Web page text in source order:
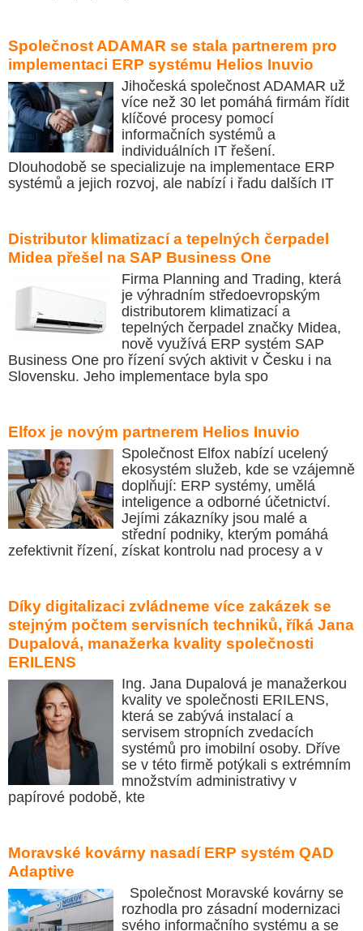
Společnost ADAMAR se stala partnerem pro
implementaci ERP systému Helios Inuvio
Jihočeská společnost ADAMAR už
více než 30 let pomáhá firmám řídit
klíčové procesy pomocí
informačních systémů a
individuálních IT řešení.
Dlouhodobě se specializuje na implementace ERP
systémů a jejich rozvoj, ale nabízí i řadu dalších IT
Distributor klimatizací a tepelných čerpadel
Midea přešel na SAP Business One
Firma Planning and Trading, která
je výhradním středoevropským
distributorem klimatizací a
tepelných čerpadel značky Midea,
nově využívá ERP systém SAP
Business One pro řízení svých aktivit v Česku i na
Slovensku. Jeho implementace byla spo
Elfox je novým partnerem Helios Inuvio
Společnost Elfox nabízí ucelený
ekosystém služeb, kde se vzájemně
doplňují: ERP systémy, umělá
inteligence a odborné účetnictví.
Jejími zákazníky jsou malé a
střední podniky, kterým pomáhá
zefektivnit řízení, získat kontrolu nad procesy a v
Díky digitalizaci zvládneme více zakázek se
stejným počtem servisních techniků, říká Jana
Dupalová, manažerka kvality společnosti
ERILENS
Ing. Jana Dupalová je manažerkou
kvality ve společnosti ERILENS,
která se zabývá instalací a
servisem stropních zvedacích
systémů pro imobilní osoby. Dříve
se v této firmě potýkali s extrémním
množstvím administrativy v
papírové podobě, kte
Moravské kovárny nasadí ERP systém QAD
Adaptive
Společnost Moravské kovárny se
rozhodla pro zásadní modernizaci
svého informačního systému a se